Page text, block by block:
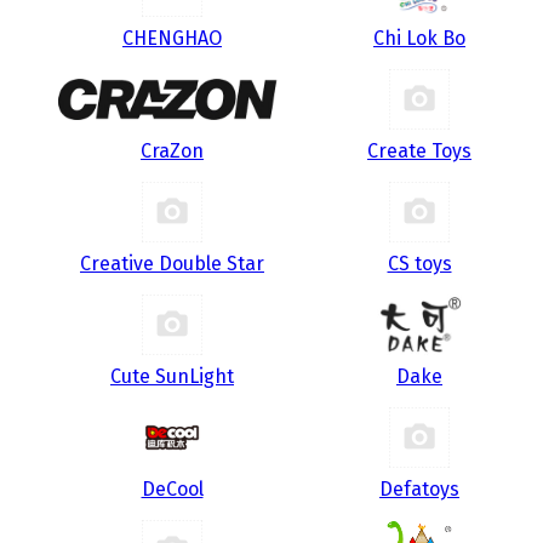
CHENGHAO Chi Lok Bo
CraZon Create Toys
Creative Double Star CS toys
Cute SunLight Dake
DeCool Defatoys